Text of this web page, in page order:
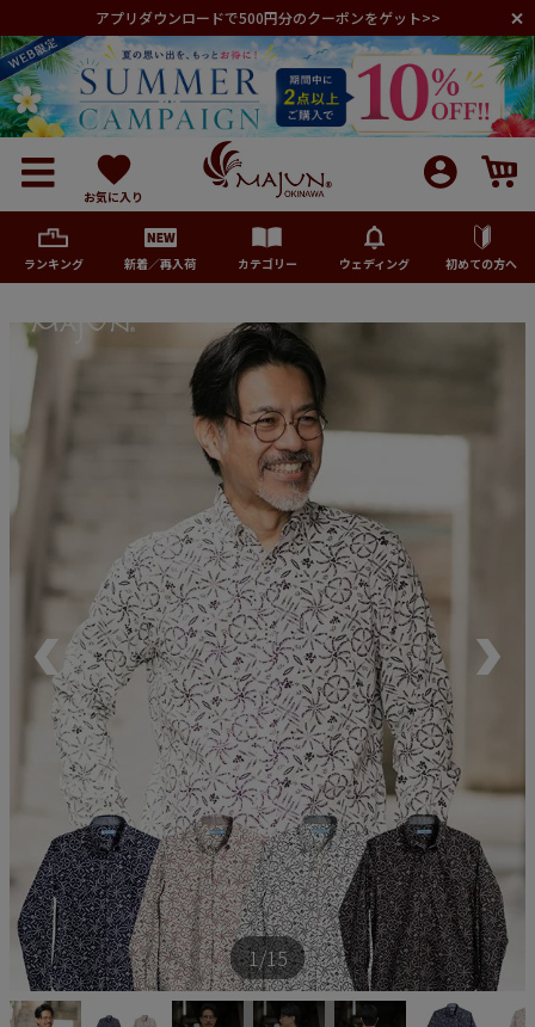
アプリダウンロードで500円分のクーポンをゲット>>
お気に入り
ランキング 新着／再入荷 カテゴリー ウェディング 初めての方へ
メンズ
レディース
ランキング
新商品
再入荷商品
アウトレット
サイズから探す
レーベルから探す
1/15